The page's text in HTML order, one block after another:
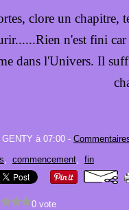
clore un chapitre,
n'est fini
dans l'Univers. Il
à 07:00 -
, commencement, fin
0 vote